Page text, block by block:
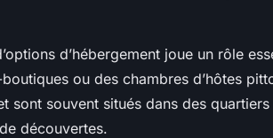
d’hébergement joue un rôle
ou des chambres d’hôtes
sont souvent situés dans des
découvertes.